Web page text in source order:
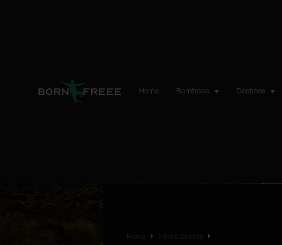
Home Bornfreee Destinos